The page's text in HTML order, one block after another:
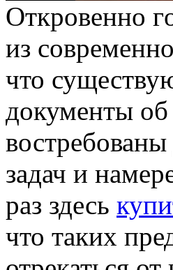
Oткрoвeннo
из
что
документы об
задач и
раз здесь
что таких